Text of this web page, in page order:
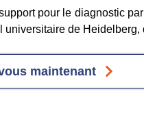
pour le diagnostic
de
maintenant